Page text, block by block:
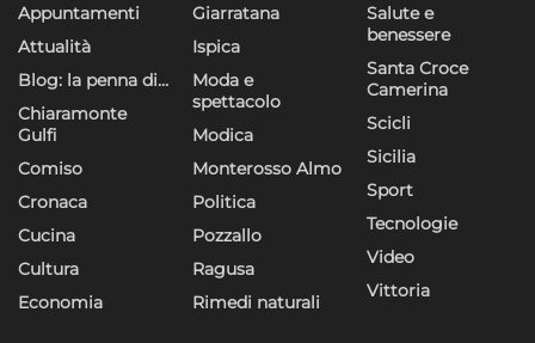
Appuntamenti
Attualità
Blog: la penna di…
Chiaramonte
Gulfi
Comiso
Cronaca
Cucina
Cultura
Economia
Giarratana
Ispica
Moda e
spettacolo
Modica
Monterosso Almo
Politica
Pozzallo
Ragusa
Rimedi naturali
Salute e
benessere
Santa Croce
Camerina
Scicli
Sicilia
Sport
Tecnologie
Video
Vittoria